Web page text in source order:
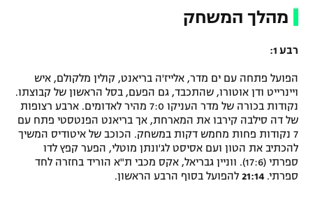
מהלך המשחק
רבע 1:
הפועל פתחה עם ים מדר, אלייז'ה בריאנט, קולין מלקולם, איש
ויינרייט ודן אוטורו, שהתכבד, גם הפעם, בסל הראשון של קבוצתו.
נקודות בכורה של מדר העניקו 7:0 מהיר לאדומים. ארבע רצופות
של דה סילבה קירבו את המארחת, אך בריאנט הפנטסטי פתח עם
7 נקודות פחות מחמש דקות במשחק. הכוכב של איטודיס המשיך
להכתיב את הטון ועם אסיסט לג'ונתן מוטלי, הפער קפץ לדו
ספרתי (17:6). ווניין גבריאל, אקס מכבי ת"א הוריד בחזרה לחד
ספרתי. 21:14 להפועל בסוף הרבע הראשון.